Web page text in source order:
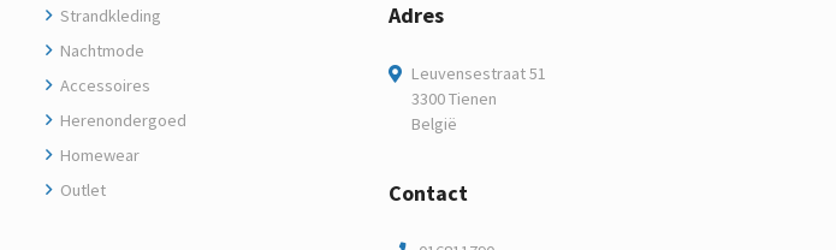
Strandkleding
Nachtmode
Accessoires
Herenondergoed
Homewear
Outlet
Adres
Leuvensestraat 51
3300 Tienen
België
Contact